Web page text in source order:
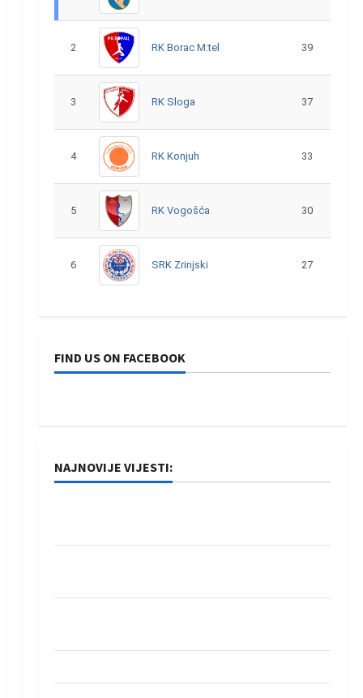
2 RK Borac M:tel 39
3 RK Sloga 37
4 RK Konjuh 33
5 RK Vogošća 30
6 SRK Zrinjski 27
FIND US ON FACEBOOK
NAJNOVIJE VIJESTI: